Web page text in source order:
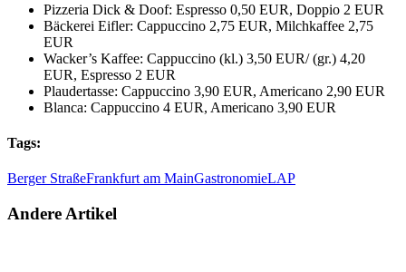
Pizzeria Dick & Doof: Espresso 0,50 EUR, Doppio 2 EUR
Bäckerei Eifler: Cappuccino 2,75 EUR, Milchkaffee 2,75
EUR
Wacker’s Kaffee: Cappuccino (kl.) 3,50 EUR/ (gr.) 4,20
EUR, Espresso 2 EUR
Plaudertasse: Cappuccino 3,90 EUR, Americano 2,90 EUR
Blanca: Cappuccino 4 EUR, Americano 3,90 EUR
Tags:
Berger StraßeFrankfurt am MainGastronomieLAP
Andere Artikel